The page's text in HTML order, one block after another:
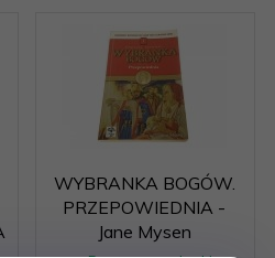
WYBRANKA BOGÓW.
PRZEPOWIEDNIA -
Jane Mysen